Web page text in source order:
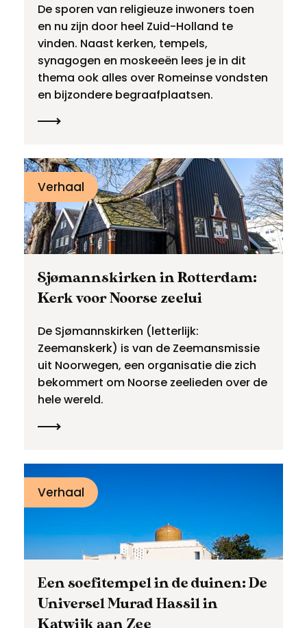
De sporen van religieuze inwoners toen
en nu zijn door heel Zuid-Holland te
vinden. Naast kerken, tempels,
synagogen en moskeeën lees je in dit
thema ook alles over Romeinse vondsten
en bijzondere begraafplaatsen.
Sjømannskirken in Rotterdam:
Kerk voor Noorse zeelui
De Sjømannskirken (letterlijk:
Zeemanskerk) is van de Zeemansmissie
uit Noorwegen, een organisatie die zich
bekommert om Noorse zeelieden over de
hele wereld.
Verhaal
Een soefitempel in de duinen: De
Universel Murad Hassil in
Katwijk aan Zee
Verhaal